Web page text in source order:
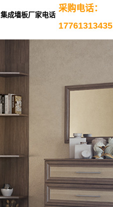
集成墙板厂家电话
采购电话：
17761313435